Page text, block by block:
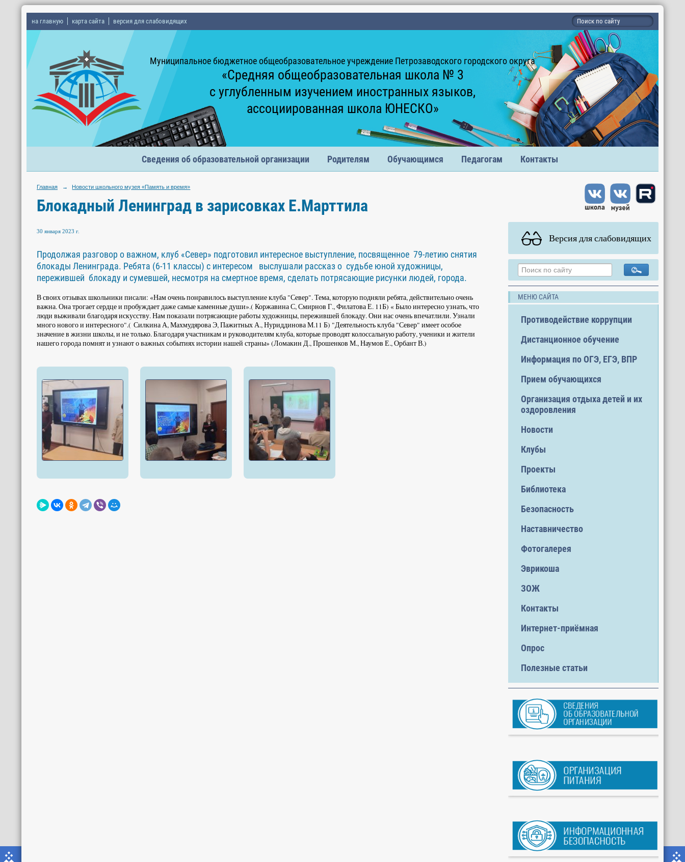
на главную карта сайта версия для слабовидящих
Муниципальное бюджетное общеобразовательное учреждение Петрозаводского городского округа
«Средняя общеобразовательная школа № 3
с углубленным изучением иностранных языков,
ассоциированная школа ЮНЕСКО»
Сведения об образовательной организации Родителям Обучающимся Педагогам Контакты
Главная → Новости школьного музея «Память и время»
Блокадный Ленинград в зарисовках Е.Марттила
30 января 2023 г.
Продолжая разговор о важном, клуб «Север» подготовил интересное выступление, посвященное 79-летию снятия
блокады Ленинграда. Ребята (6-11 классы) с интересом выслушали рассказ о судьбе юной художницы,
пережившей блокаду и сумевшей, несмотря на смертное время, сделать потрясающие рисунки людей, города.
В своих отзывах школьники писали: «Нам очень понравилось выступление клуба "Север". Тема, которую подняли ребята, действительно очень
важна. Она трогает сердце и пробуждает даже самые каменные души».( Коржавина С, Смирнов Г., Филатова Е. 11Б) « Было интересно узнать, что
люди выживали благодаря искусству. Нам показали потрясающие работы художницы, пережившей блокаду. Они нас очень впечатлили. Узнали
много нового и интересного".( Силкина А, Махмудярова Э, Пажитных А., Нуриддинова М.11 Б) "Деятельность клуба "Север" имеет особое
значение в жизни школы, и не только. Благодаря участникам и руководителям клуба, которые проводят колоссальную работу, ученики и жители
нашего города помнят и узнают о важных событиях истории нашей страны» (Ломакин Д., Прошенков М., Наумов Е., Орбант В.)
Версия для слабовидящих
МЕНЮ САЙТА
Противодействие коррупции
Дистанционное обучение
Информация по ОГЭ, ЕГЭ, ВПР
Прием обучающихся
Организация отдыха детей и их
оздоровления
Новости
Клубы
Проекты
Библиотека
Безопасность
Наставничество
Фотогалерея
Эврикоша
ЗОЖ
Контакты
Интернет-приёмная
Опрос
Полезные статьи